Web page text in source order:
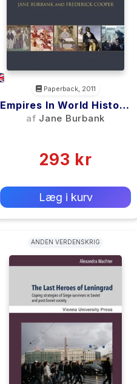
Paperback, 2011
Empires In World History
– Power And The
af Jane Burbank
293 kr
Læg i kurv
ANDEN VERDENSKRIG